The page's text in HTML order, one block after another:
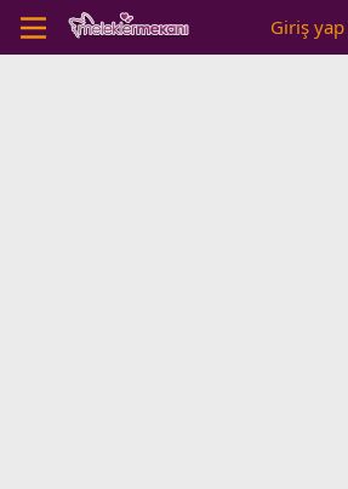
Giriş yap